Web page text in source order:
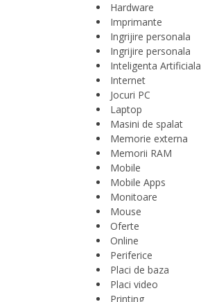
Hardware
Imprimante
Ingrijire personala
Ingrijire personala
Inteligenta Artificiala
Internet
Jocuri PC
Laptop
Masini de spalat
Memorie externa
Memorii RAM
Mobile
Mobile Apps
Monitoare
Mouse
Oferte
Online
Periferice
Placi de baza
Placi video
Printing